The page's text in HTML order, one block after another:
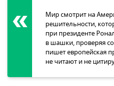
Мир смотрит на
решительности,
при президенте
в шашки, проверяя
пишет европейская
не читают и не